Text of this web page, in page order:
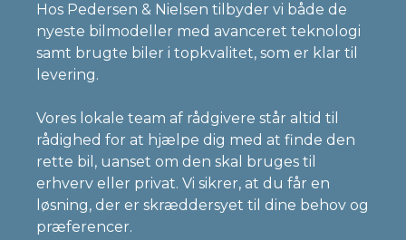
Hos Pedersen & Nielsen tilbyder vi både de
nyeste bilmodeller med avanceret teknologi
samt brugte biler i topkvalitet, som er klar til
levering.
Vores lokale team af rådgivere står altid til
rådighed for at hjælpe dig med at finde den
rette bil, uanset om den skal bruges til
erhverv eller privat. Vi sikrer, at du får en
løsning, der er skræddersyet til dine behov og
præferencer.